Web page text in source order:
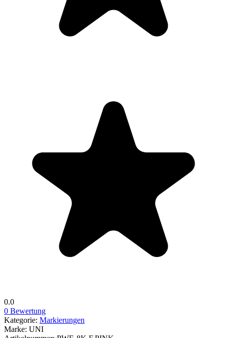
0.0
0 Bewertung
Kategorie: Markierungen
Marke: UNI